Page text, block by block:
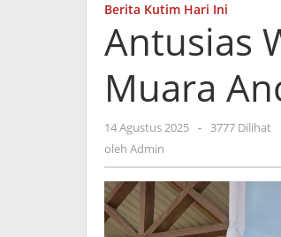
di
Polsek
Muara
Berita Kutim Hari Ini
Antusias
Muara
14 Agustus 2025 oleh
- 3777 Dilihat
oleh Admin